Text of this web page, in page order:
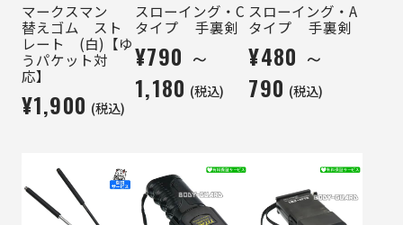
マークスマン
替えゴム スト
レート (白)【ゆ
うパケット対
応】
¥1,900 (税込)
スローイング・C
タイプ 手裏剣
¥790 ～
1,180 (税込)
スローイング・A
タイプ 手裏剣
¥480 ～
790 (税込)